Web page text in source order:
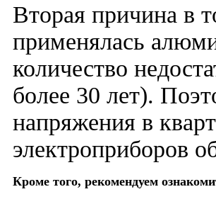
Вторая причина в
применялась
количество
более 30 лет).
напряжения в
электроприборов
Кроме того, рекомендуем